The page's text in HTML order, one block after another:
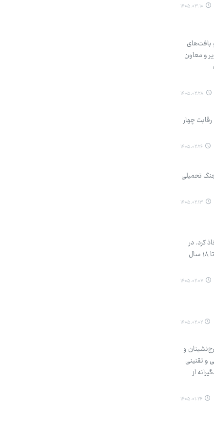
۱۴۰۵.۰۳.۱۰
بافت‌های
و معاون
۱۴۰۵.۰۲.۲۸
رقابت چهار
۱۴۰۵.۰۲.۲۶
تحمیلی
۱۴۰۵.۰۲.۱۳
کرد. در
جریان این تجاوز، حدود ۳۸۳ کودک شهید شدند که هفت کودک زیر یک سال، ۲۵۵ نفر بین یک تا ۱۲ سال و ۱۲۱ نفر بین ۱۲ تا ۱۸ سال
۱۴۰۵.۰۲.۰۷
۱۴۰۵.۰۲.۰۲
و
و تقنینی
از
۱۴۰۵.۰۱.۲۶